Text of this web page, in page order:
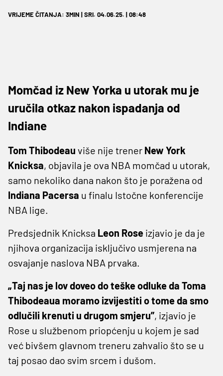
VRIJEME ČITANJA: 3MIN | SRI. 04.06.25. | 08:48
Momčad iz New Yorka u utorak mu je
uručila otkaz nakon ispadanja od
Indiane
Tom Thibodeau više nije trener New York
Knicksa, objavila je ova NBA momčad u utorak,
samo nekoliko dana nakon što je poražena od
Indiana Pacersa u finalu Istočne konferencije
NBA lige.
Predsjednik Knicksa Leon Rose izjavio je da je
njihova organizacija isključivo usmjerena na
osvajanje naslova NBA prvaka.
„Taj nas je lov doveo do teške odluke da Toma
Thibodeaua moramo izvijestiti o tome da smo
odlučili krenuti u drugom smjeru”, izjavio je
Rose u službenom priopćenju u kojem je sad
već bivšem glavnom treneru zahvalio što se u
taj posao dao svim srcem i dušom.